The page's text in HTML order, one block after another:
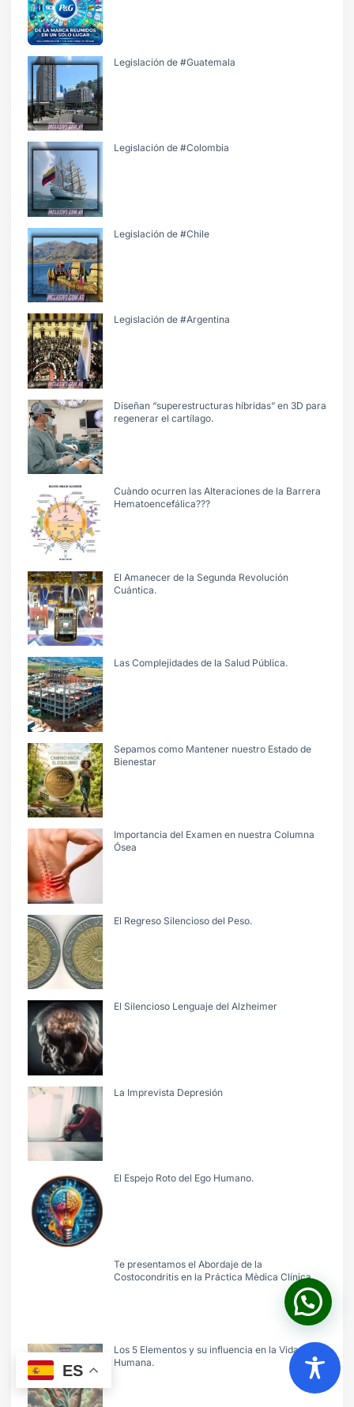
Legislación de #Guatemala
Legislación de #Colombia
Legislación de #Chile
Legislación de #Argentina
Diseñan “superestructuras híbridas” en 3D para
regenerar el cartílago.
Cuàndo ocurren las Alteraciones de la Barrera
Hematoencefálica???
El Amanecer de la Segunda Revolución
Cuántica.
Las Complejidades de la Salud Pública.
Sepamos como Mantener nuestro Estado de
Bienestar
Importancia del Examen en nuestra Columna
Ósea
El Regreso Silencioso del Peso.
El Silencioso Lenguaje del Alzheimer
La Imprevista Depresión
El Espejo Roto del Ego Humano.
Te presentamos el Abordaje de la
Costocondritis en la Práctica Mèdica Clínica.
Los 5 Elementos y su influencia en la Vida
Humana.
ES